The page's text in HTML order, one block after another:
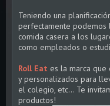
Teniendo una
perfectamente podemos
comida casera a los
como empleados o
Roll Eat es la marca
y personalizados para
el colegio, etc... Te
productos!